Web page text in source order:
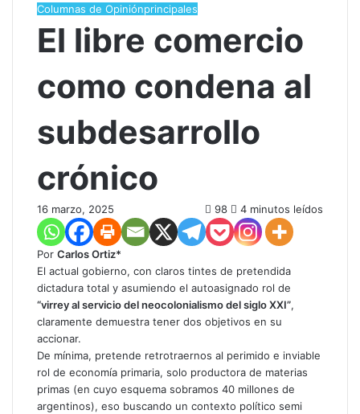
Columnas de Opiniónprincipales
El libre comercio
como condena al
subdesarrollo
crónico
16 marzo, 2025 98 4 minutos leídos
Por Carlos Ortiz*
El actual gobierno, con claros tintes de pretendida
dictadura total y asumiendo el autoasignado rol de
“virrey al servicio del neocolonialismo del siglo XXI”,
claramente demuestra tener dos objetivos en su
accionar.
De mínima, pretende retrotraernos al perimido e inviable
rol de economía primaria, solo productora de materias
primas (en cuyo esquema sobramos 40 millones de
argentinos), eso buscando un contexto político semi